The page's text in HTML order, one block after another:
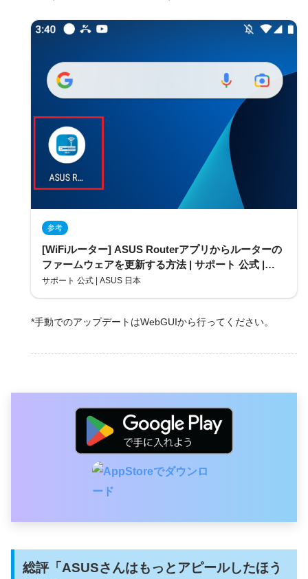
参考
[WiFiルーター] ASUS Routerアプリからルーターの
ファームウェアを更新する方法 | サポート 公式 |
ASUS 日本
サポート 公式 | ASUS 日本
*手動でのアップデートはWebGUIから行ってください。
総評「ASUSさんはもっとアピールしたほう